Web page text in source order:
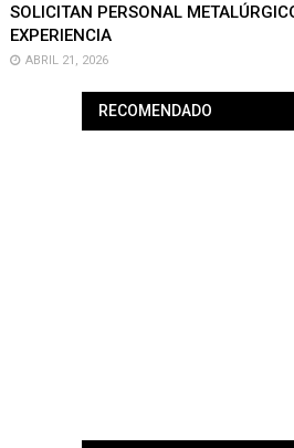
SOLICITAN PERSONAL
EXPERIENCIA
ABRIL 21, 2026
RECOMENDADO